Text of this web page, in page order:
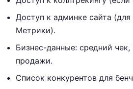
Доступ к админке сайта
Метрики).
Бизнес-данные: средний
продажи.
Список конкурентов для